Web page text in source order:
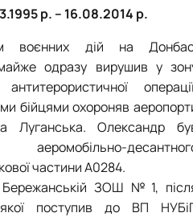
р. – 16.08.2014 р.
воєнних дій на
одразу вирушив у
бійцями охороняв
Луганська. Олександр
аеромобільно-
частини А0284.
ЗОШ №1,
якої поступив до ВП